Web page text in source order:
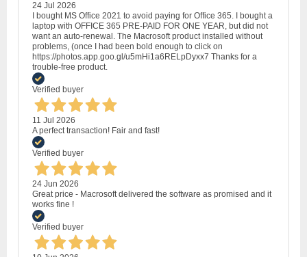
24 Jul 2026
I bought MS Office 2021 to avoid paying for Office 365. I bought a
laptop with OFFICE 365 PRE-PAID FOR ONE YEAR, but did not
want an auto-renewal. The Macrosoft product installed without
problems, (once I had been bold enough to click on
https://photos.app.goo.gl/u5mHi1a6RELpDyxx7 Thanks for a
trouble-free product.
Verified buyer
11 Jul 2026
A perfect transaction! Fair and fast!
Verified buyer
24 Jun 2026
Great price - Macrosoft delivered the software as promised and it
works fine !
Verified buyer